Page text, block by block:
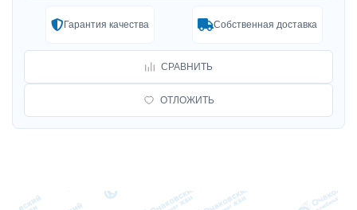
Гарантия качества Собственная доставка
СРАВНИТЬ
ОТЛОЖИТЬ